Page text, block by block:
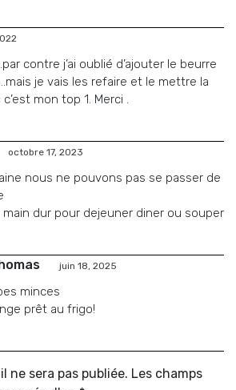
contre j’ai oublié d’ajouter le beurre
je vais les refaire et le mettre la
mon top 1. Merci .
octobre 17, 2023
nous ne pouvons pas se passer de
dur pour dejeuner diner ou souper
juin 18, 2025
minces
prêt au frigo!
ne sera pas publiée. Les champs